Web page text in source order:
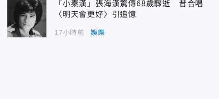
「小秦漢」張海漢驚傳68歲驟逝 昔合唱
〈明天會更好〉引追憶
17小時前 娛樂